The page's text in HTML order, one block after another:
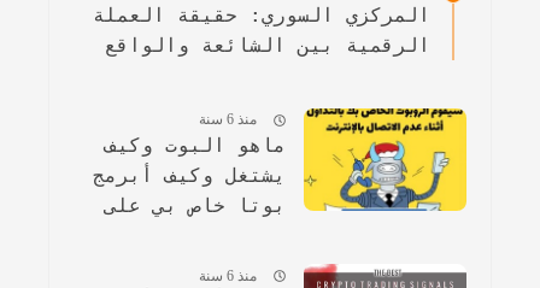
المركزي السوري: حقيقة العملة
الرقمية بين الشائعة والواقع
منذ 6 سنة
ماهو البوت وكيف
يشتغل وكيف أبرمج
بوتا خاص بي على
منذ 6 سنة